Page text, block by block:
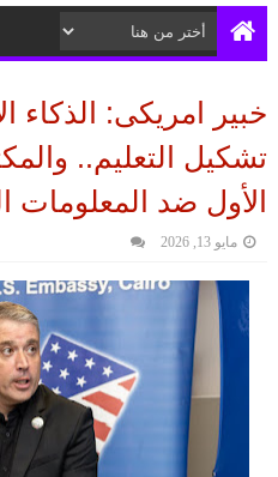
خبير امريكى: الذكاء
تشكيل التعليم..
الأول ضد المعلومات
مايو 13, 2026